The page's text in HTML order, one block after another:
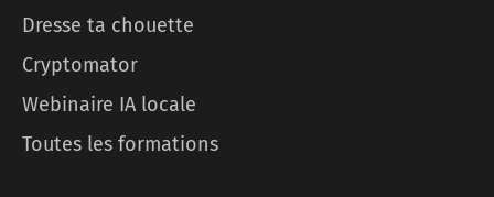
Dresse ta chouette
Cryptomator
Webinaire IA locale
Toutes les formations